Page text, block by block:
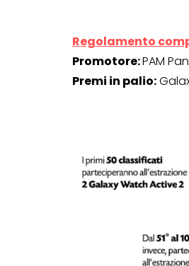
Regolamento
Promotore:PAM
Premi in palio: